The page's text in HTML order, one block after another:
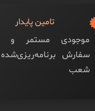
تامین پایدار
موجودی مستمر و
سفارش
شعب